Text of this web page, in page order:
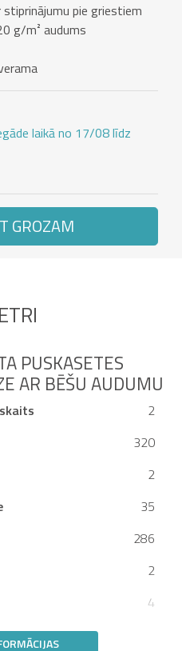
pie griestiem
g/m² audums
laikā no 17/08 līdz
GROZAM
PUSKASETES
AR BĒŠU AUDUMU
2
320
2
35
286
2
4